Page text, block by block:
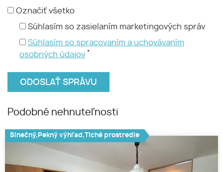
Označiť všetko
Súhlasím so zasielaním marketingových správ
Súhlasím so spracovaním a uchovávaním
osobných údajov *
Podobné nehnuteľnosti
Slnečný,Pekný výhľad,Tiché prostredie